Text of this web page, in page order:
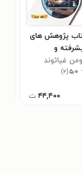
پژوهش های
و
عملی
کسب و کار
غیاثوند
۵٫۰(۲)
۴۴,۴۰۰ ت